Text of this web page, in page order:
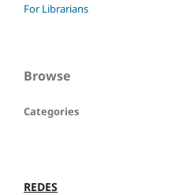
For Librarians
Browse
Categories
REDES